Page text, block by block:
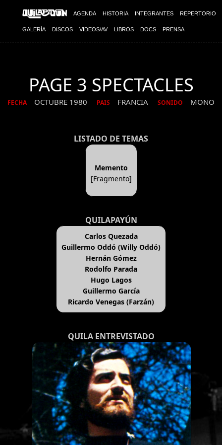
AGENDA HISTORIA INTEGRANTES REPERTORIO
GALERÍA DISCOS VIDEOS/AV LIBROS DOCS PRENSA
PAGE 3 SPECTACLES
FECHA OCTUBRE 1980 PAIS FRANCIA SONIDO MONO
LISTADO DE TEMAS
Memento
[Fragmento]
QUILAPAYÚN
Carlos Quezada
Guillermo Oddó (Willy Oddó)
Hernán Gómez
Rodolfo Parada
Hugo Lagos
Guillermo García
Ricardo Venegas (Farzán)
QUILA ENTREVISTADO